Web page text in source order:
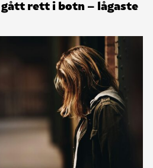
rett i botn – lågaste